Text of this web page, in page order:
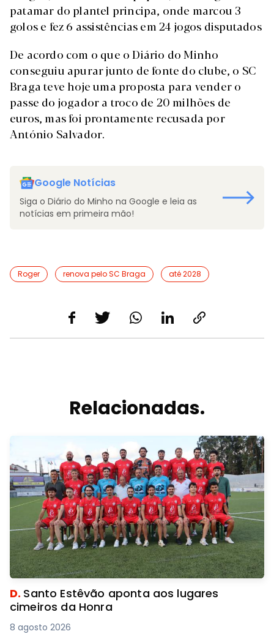
patamar do plantel principa, onde marcou 3
golos e fez 6 assistências em 24 jogos disputados
De acordo com o que o Diário do Minho
conseguiu apurar junto de fonte do clube, o SC
Braga teve hoje uma proposta para vender o
passe do jogador a troco de 20 milhões de
euros, mas foi prontamente recusada por
António Salvador.
Google Notícias
Siga o Diário do Minho na Google e leia as
notícias em primeira mão!
Roger renova pelo SC Braga até 2028
Relacionadas.
D. Santo Estêvão aponta aos lugares
cimeiros da Honra
8 agosto 2026